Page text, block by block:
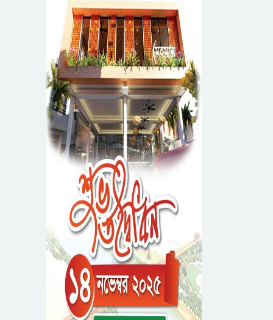
প্রতিযোগিতার পুরষ্কার
বিতরণী অনুষ্ঠিত
সিকৃবি’তে জুলাই গণ-
অভ্যুত্থান দিবস উপলক্ষে
বৃক্ষরোপণ কর্মসুচি পালন
রসময় মেমোরিয়াল উচ্চ
বিদ্যালয়ের নতুন ভবনের
উদ্বোধন করলেন মন্ত্রী
মুক্তাদির
মেট্রোপলিটন
ইউনিভার্সিটিতে “পারস্য
কবিতা ও বাংলা কবিতা:
যোগাযোগ ও সম্ভাবনা”
শীর্ষক সেমিনার
সিলেটের জোড়া ব্রিজের
পাশ থেকে আ ট ক
ফরহাদ- বাদশা
আগামী ৫ দিন বৃষ্টির
আভাস
১৭ বছরের অব্যবস্থাপনার
কারণে জ্বালানি সমস্যার
সৃষ্টি: বাণিজ্যমন্ত্রী